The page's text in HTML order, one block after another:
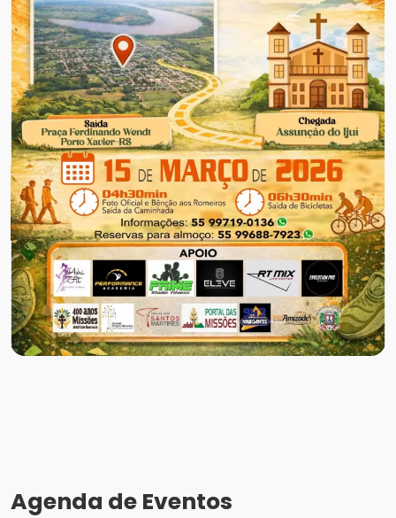
Agenda de Eventos